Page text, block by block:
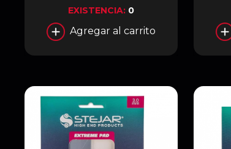
EXISTENCIA: 0
Agregar al carrito